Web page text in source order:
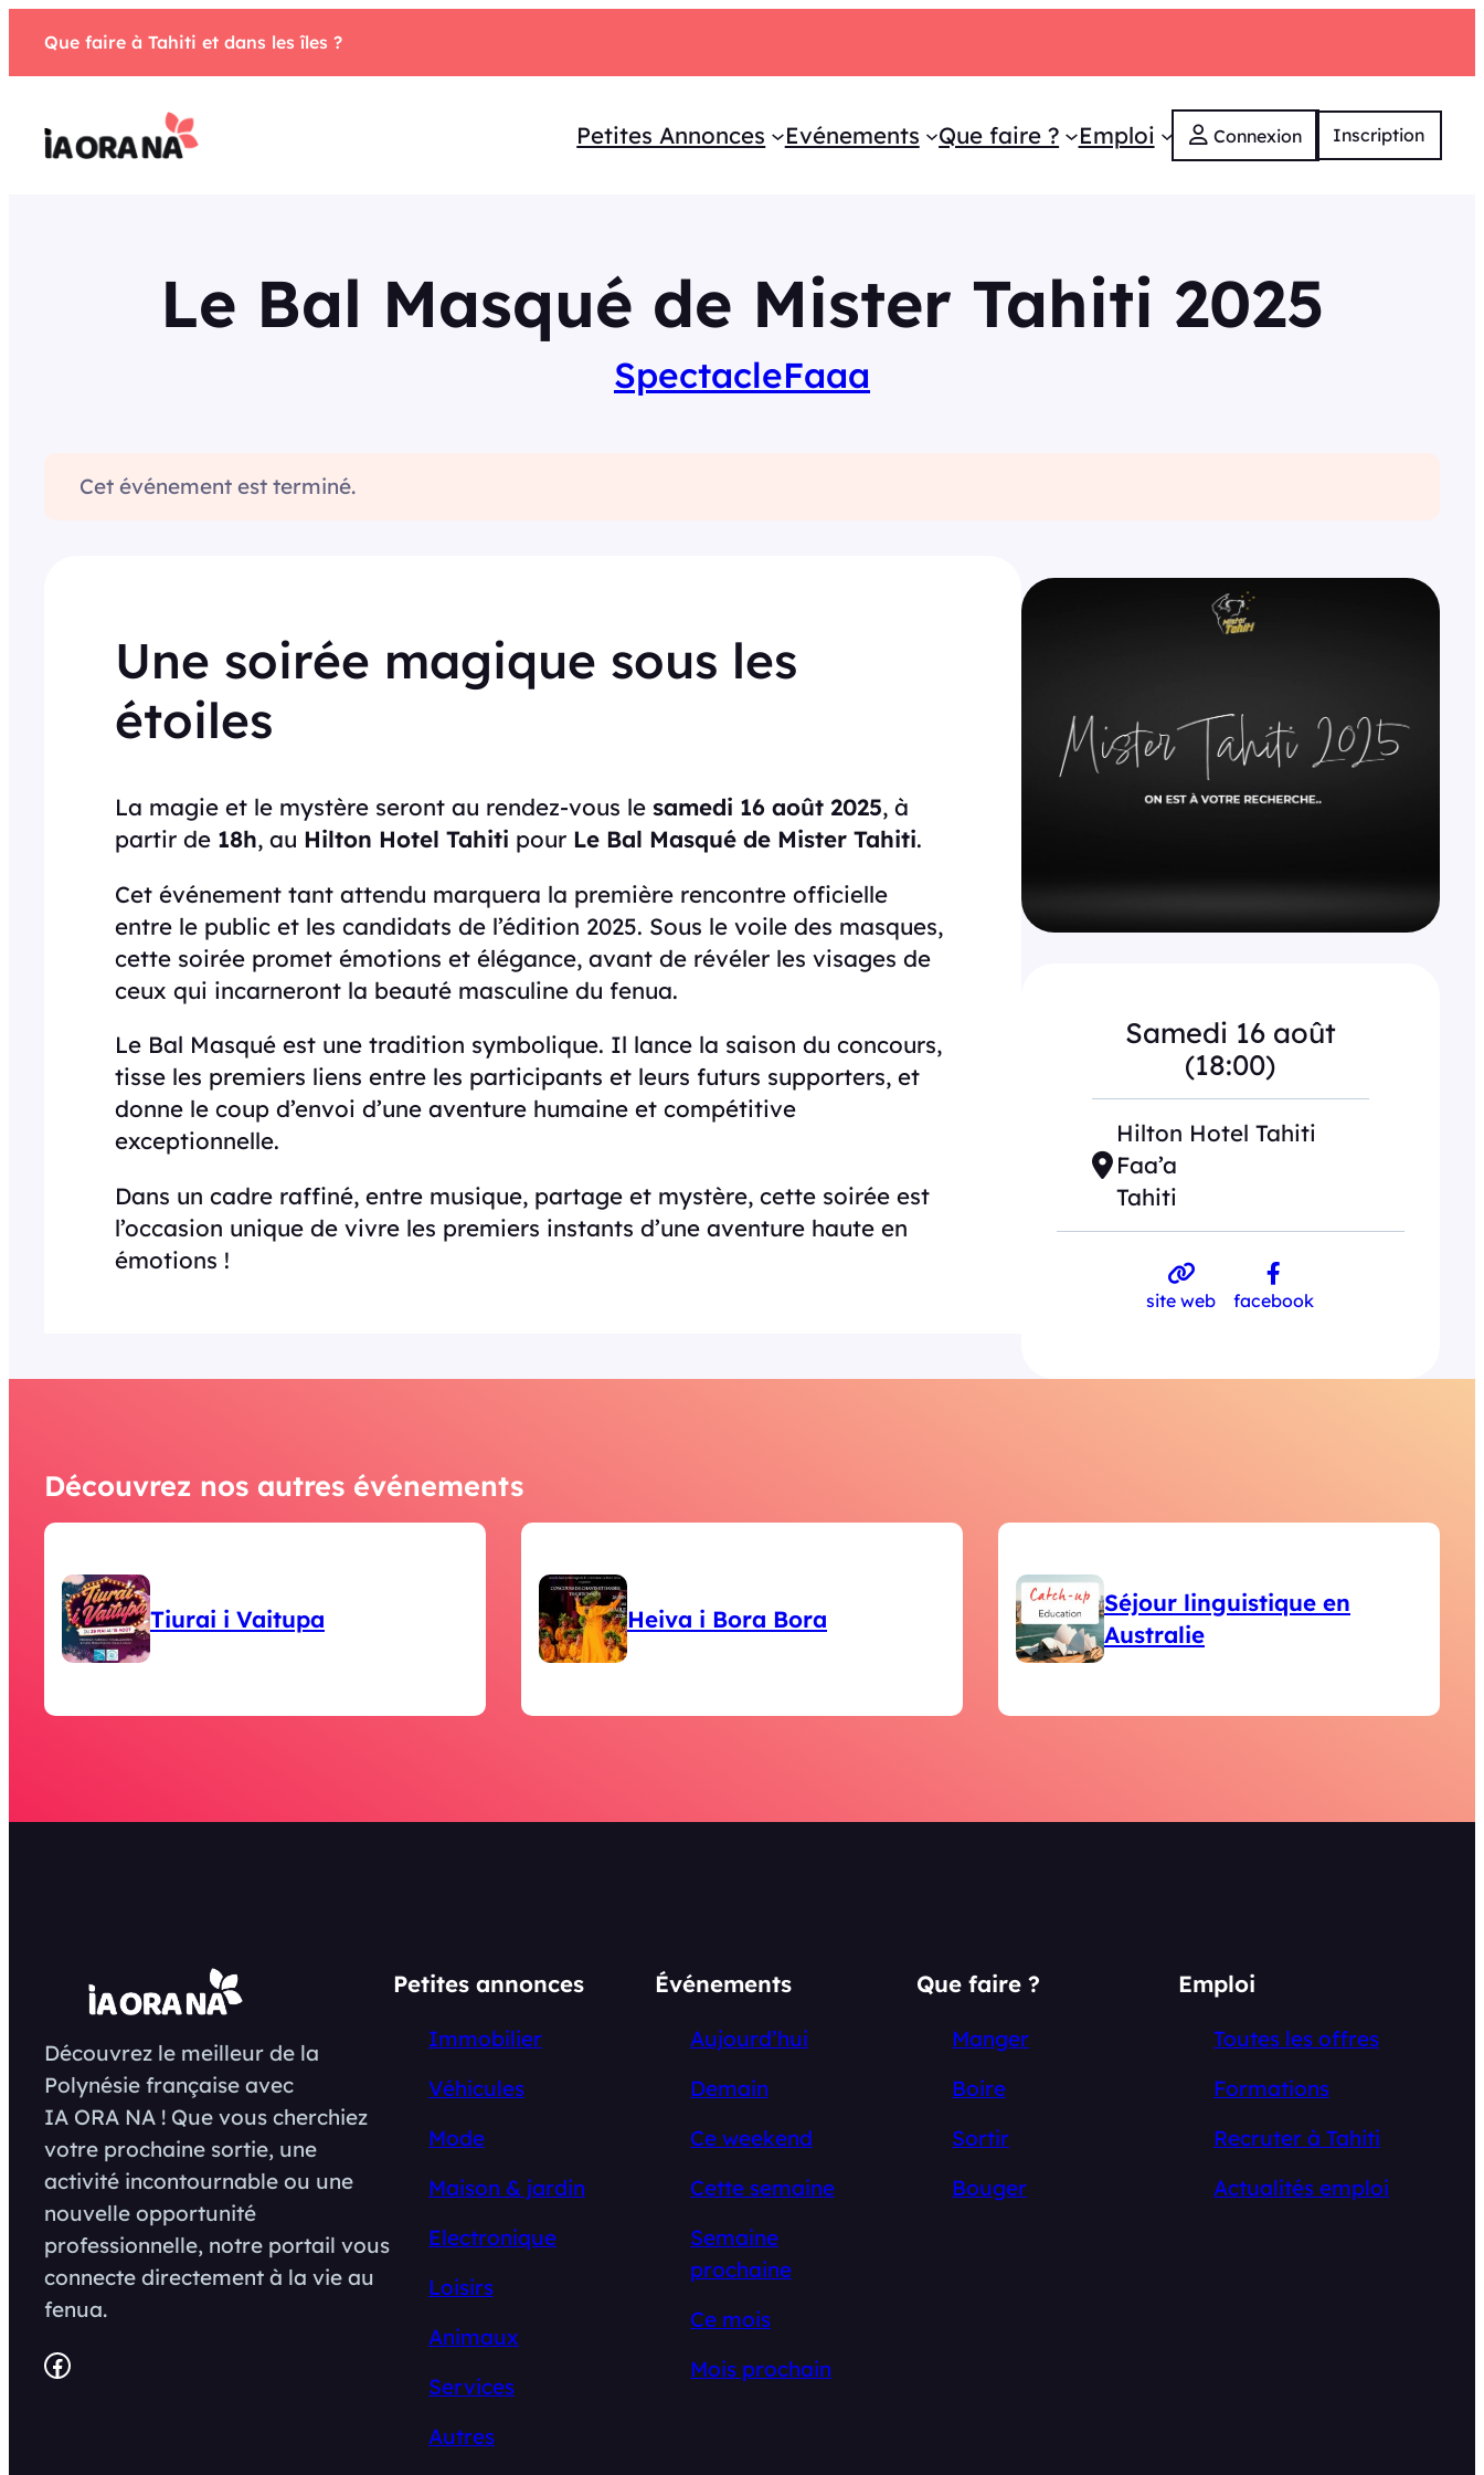
Que faire à Tahiti et dans les îles ?
Petites Annonces Evénements Que faire ? Emploi Connexion Inscription
Le Bal Masqué de Mister Tahiti 2025
SpectacleFaaa
Cet événement est terminé.
Une soirée magique sous les
étoiles
La magie et le mystère seront au rendez-vous le samedi 16 août 2025, à
partir de 18h, au Hilton Hotel Tahiti pour Le Bal Masqué de Mister Tahiti.
Cet événement tant attendu marquera la première rencontre officielle
entre le public et les candidats de l’édition 2025. Sous le voile des masques,
cette soirée promet émotions et élégance, avant de révéler les visages de
ceux qui incarneront la beauté masculine du fenua.
Le Bal Masqué est une tradition symbolique. Il lance la saison du concours,
tisse les premiers liens entre les participants et leurs futurs supporters, et
donne le coup d’envoi d’une aventure humaine et compétitive
exceptionnelle.
Dans un cadre raffiné, entre musique, partage et mystère, cette soirée est
l’occasion unique de vivre les premiers instants d’une aventure haute en
émotions !
Samedi 16 août
(18:00)
Hilton Hotel Tahiti
Faa’a
Tahiti
site web facebook
Découvrez nos autres événements
Tiurai i Vaitupa Heiva i Bora Bora
Séjour linguistique en
Australie
Découvrez le meilleur de la
Polynésie française avec
IA ORA NA ! Que vous cherchiez
votre prochaine sortie, une
activité incontournable ou une
nouvelle opportunité
professionnelle, notre portail vous
connecte directement à la vie au
fenua.
Facebook
Petites annonces
Immobilier
Véhicules
Mode
Maison & jardin
Electronique
Loisirs
Animaux
Services
Autres
Événements
Aujourd’hui
Demain
Ce weekend
Cette semaine
Semaine
prochaine
Ce mois
Mois prochain
Que faire ?
Manger
Boire
Sortir
Bouger
Emploi
Toutes les offres
Formations
Recruter à Tahiti
Actualités emploi